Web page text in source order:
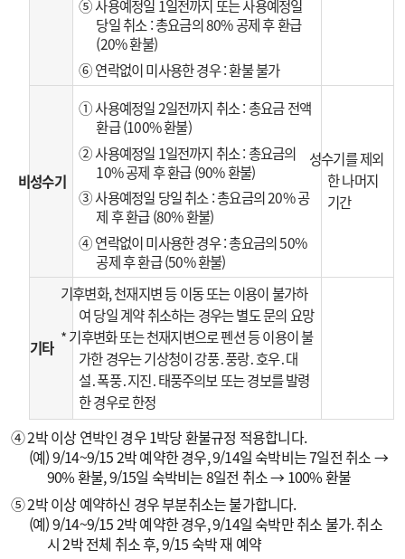
⑤ 사용예정일 1일전까지 또는 사용예정일
당일 취소 : 총요금의 80% 공제 후 환급
(20% 환불)
⑥ 연락없이 미사용한 경우 : 환불 불가
비성수기
① 사용예정일 2일전까지 취소 : 총요금 전액
환급 (100% 환불)
② 사용예정일 1일전까지 취소 : 총요금의
10% 공제 후 환급 (90% 환불)
③ 사용예정일 당일 취소 : 총요금의 20% 공
제 후 환급 (80% 환불)
④ 연락없이 미사용한 경우 : 총요금의 50%
공제 후 환급 (50% 환불)
성수기를 제외
한 나머지
기간
기타
기후변화, 천재지변 등 이동 또는 이용이 불가하
여 당일 계약 취소하는 경우는 별도 문의 요망
* 기후변화 또는 천재지변으로 펜션 등 이용이 불
가한 경우는 기상청이 강풍․풍랑․호우․대
설․폭풍․지진․태풍주의보 또는 경보를 발령
한 경우로 한정
④ 2박 이상 연박인 경우 1박당 환불규정 적용합니다.
(예) 9/14~9/15 2박 예약한 경우, 9/14일 숙박비는 7일전 취소 →
90% 환불, 9/15일 숙박비는 8일전 취소 → 100% 환불
⑤ 2박 이상 예약하신 경우 부분취소는 불가합니다.
(예) 9/14~9/15 2박 예약한 경우, 9/14일 숙박만 취소 불가. 취소
시 2박 전체 취소 후, 9/15 숙박 재 예약